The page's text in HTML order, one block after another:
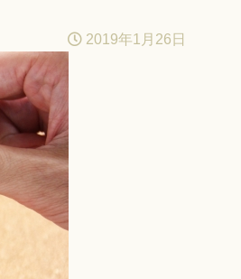
2019年1月26日